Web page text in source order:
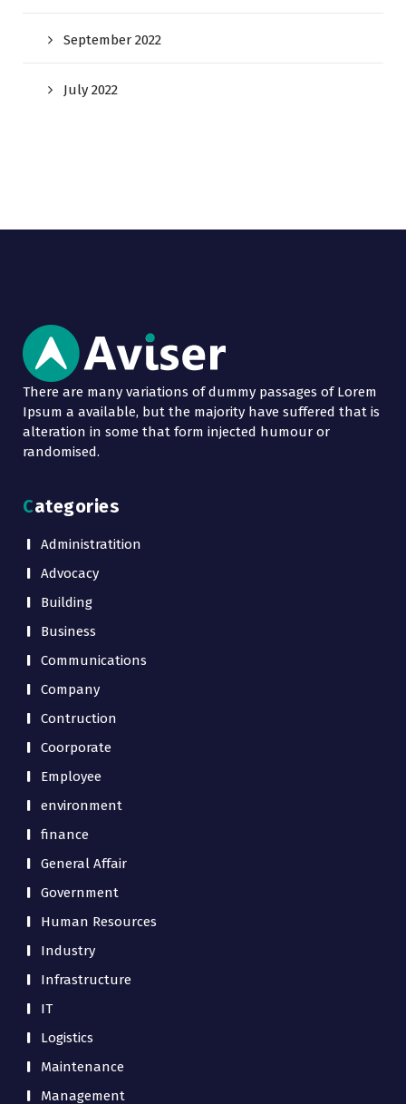
September 2022
July 2022
There are many variations of dummy passages of Lorem
Ipsum a available, but the majority have suffered that is
alteration in some that form injected humour or
randomised.
Categories
Administratition
Advocacy
Building
Business
Communications
Company
Contruction
Coorporate
Employee
environment
finance
General Affair
Government
Human Resources
Industry
Infrastructure
IT
Logistics
Maintenance
Management